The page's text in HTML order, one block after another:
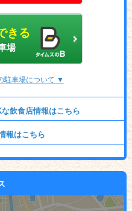
きる
場
駐車場について ▼
飲食店情報はこちら
報はこちら